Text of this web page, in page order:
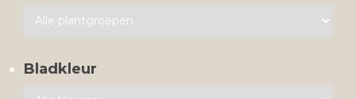
Bladkleur